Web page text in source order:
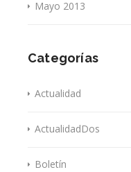
Mayo 2013
Categorías
Actualidad
ActualidadDos
Boletín